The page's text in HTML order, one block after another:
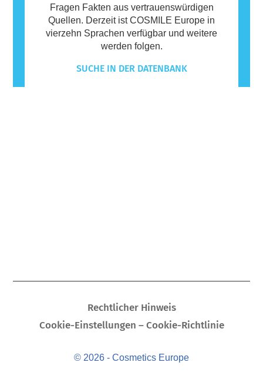
Fragen Fakten aus vertrauenswürdigen
Quellen. Derzeit ist COSMILE Europe in
vierzehn Sprachen verfügbar und weitere
werden folgen.
SUCHE IN DER DATENBANK
Rechtlicher Hinweis
Cookie-Einstellungen – Cookie-Richtlinie
© 2026 - Cosmetics Europe